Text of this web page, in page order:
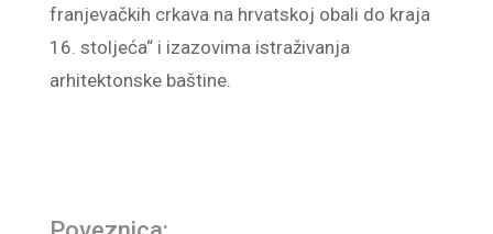
franjevačkih crkava na hrvatskoj obali do kraja
16. stoljeća“ i izazovima istraživanja
arhitektonske baštine.